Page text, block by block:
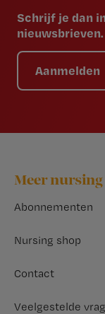
Schrijf je dan
nieuwsbrieven.
Aanmelden
Footer
Meer nursing
Abonnementen
Nursing shop
Contact
Veelgestelde